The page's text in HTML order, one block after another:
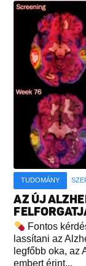
TUDOMÁNY
AZ ÚJ
Fontos
lassítani az
legfőbb oka, az
embert érint...